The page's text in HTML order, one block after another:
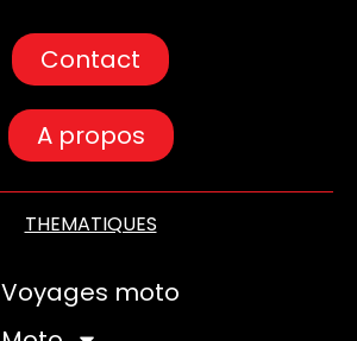
Contact
A propos
THEMATIQUES
Voyages moto